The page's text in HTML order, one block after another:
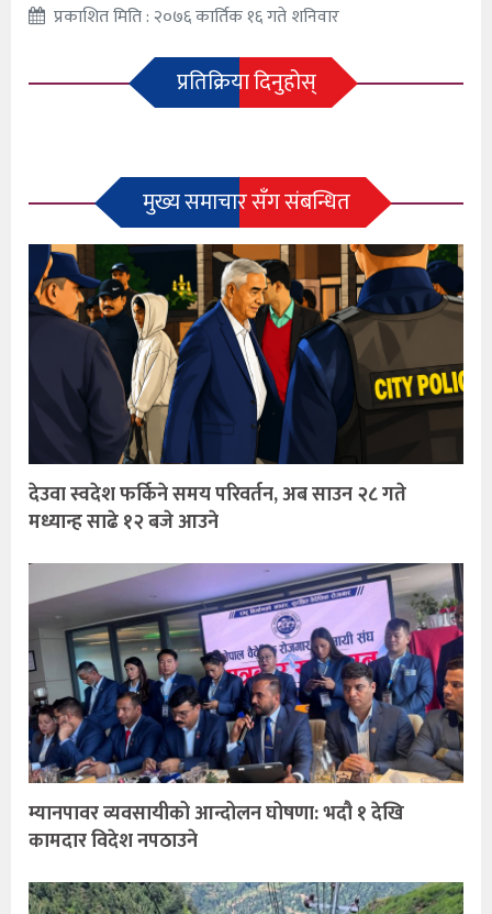
प्रकाशित मिति : २०७६ कार्तिक १६ गते शनिवार
प्रतिक्रिया दिनुहोस्
मुख्य समाचार सँग संबन्धित
देउवा स्वदेश फर्किने समय परिवर्तन, अब साउन २८ गते
मध्यान्ह साढे १२ बजे आउने
म्यानपावर व्यवसायीको आन्दोलन घोषणा: भदौ १ देखि
कामदार विदेश नपठाउने